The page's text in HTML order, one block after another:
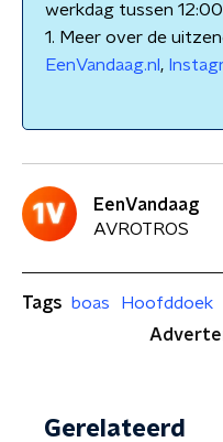
werkdag tussen
1. Meer over de
EenVandaag.nl ,
EenVandaag
AVROTROS
Tags boas Hoofddoek
Gerelateerd